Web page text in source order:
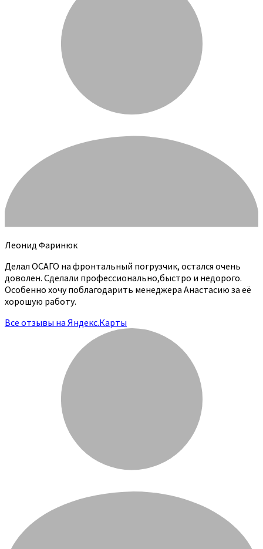
Леонид Фаринюк
Делал ОСАГО на фронтальный погрузчик, остался очень
доволен. Сделали профессионально,быстро и недорого.
Особенно хочу поблагодарить менеджера Анастасию за её
хорошую работу.
Все отзывы на Яндекс.Карты